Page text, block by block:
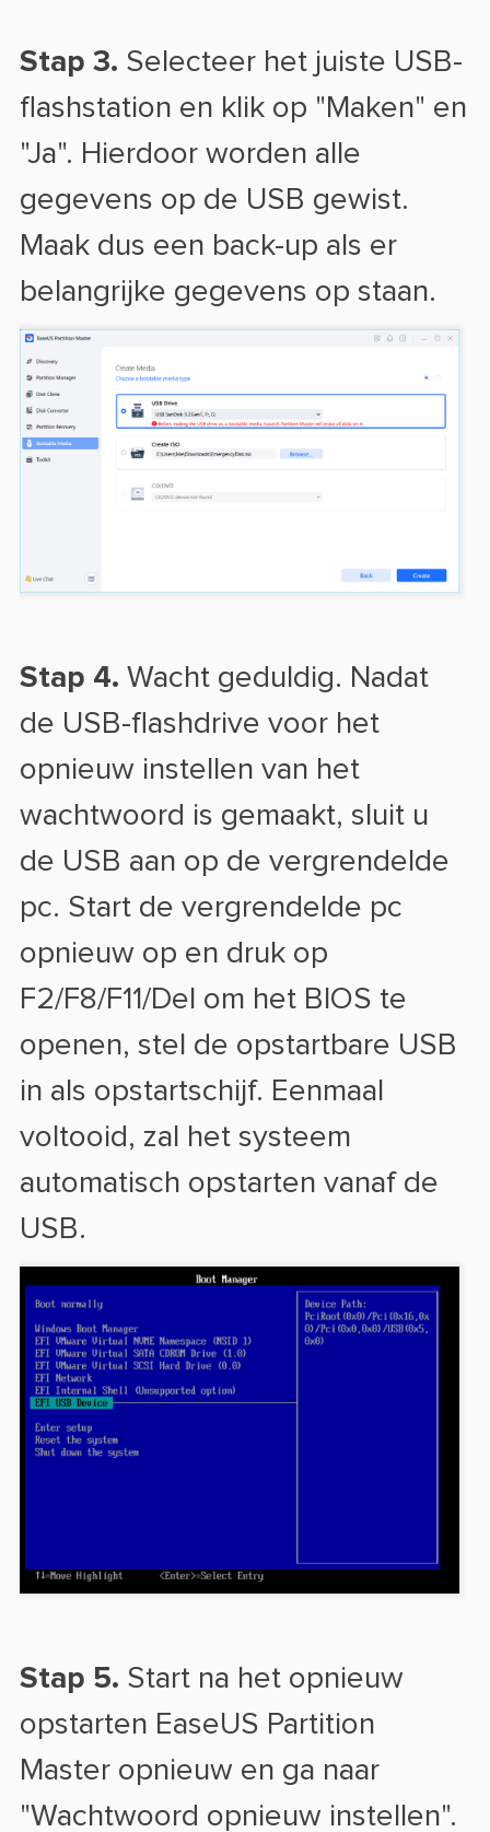
Stap 3. Selecteer het juiste USB-
flashstation en klik op "Maken" en
"Ja". Hierdoor worden alle
gegevens op de USB gewist.
Maak dus een back-up als er
belangrijke gegevens op staan.
Stap 4. Wacht geduldig. Nadat
de USB-flashdrive voor het
opnieuw instellen van het
wachtwoord is gemaakt, sluit u
de USB aan op de vergrendelde
pc. Start de vergrendelde pc
opnieuw op en druk op
F2/F8/F11/Del om het BIOS te
openen, stel de opstartbare USB
in als opstartschijf. Eenmaal
voltooid, zal het systeem
automatisch opstarten vanaf de
USB.
Stap 5. Start na het opnieuw
opstarten EaseUS Partition
Master opnieuw en ga naar
"Wachtwoord opnieuw instellen".